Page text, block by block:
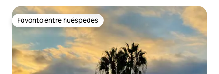
Favorito entre huéspedes
Favorito entre huéspedes